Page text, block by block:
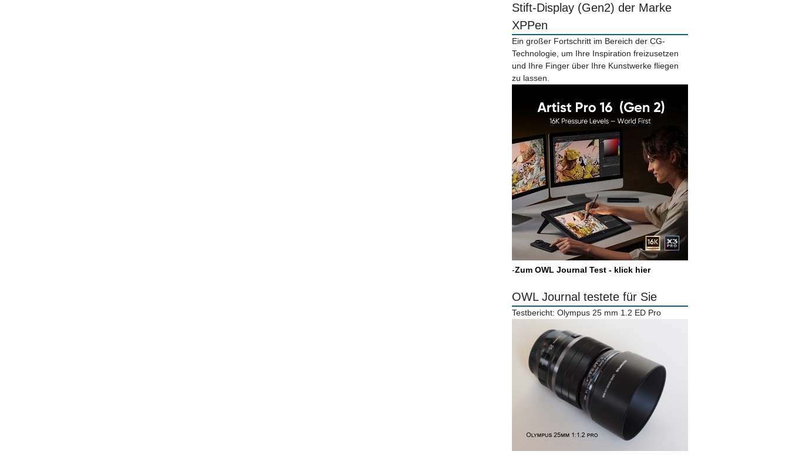
Stift-Display (Gen2) der Marke
XPPen
Ein großer Fortschritt im Bereich der CG-
Technologie, um Ihre Inspiration freizusetzen
und Ihre Finger über Ihre Kunstwerke fliegen
zu lassen.
-Zum OWL Journal Test - klick hier
OWL Journal testete für Sie
Testbericht: Olympus 25 mm 1.2 ED Pro